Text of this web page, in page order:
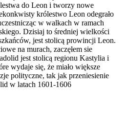
do Leon i tworzy nowe
królestwo Leon odegrało
w walkach w ramach
Dzisiaj to średniej wielkości
jest stolicą prowincji Leon.
na murach, zaczęłem sie
jest stolicą regionu Kastylia i
wydaje się, że miało większe
polityczne, tak jak przeniesienie
w latach 1601-1606